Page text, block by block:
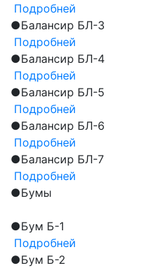
Подробней
●Балансир БЛ-3
Подробней
●Балансир БЛ-4
Подробней
●Балансир БЛ-5
Подробней
●Балансир БЛ-6
Подробней
●Балансир БЛ-7
Подробней
●Бумы
●Бум Б-1
Подробней
●Бум Б-2